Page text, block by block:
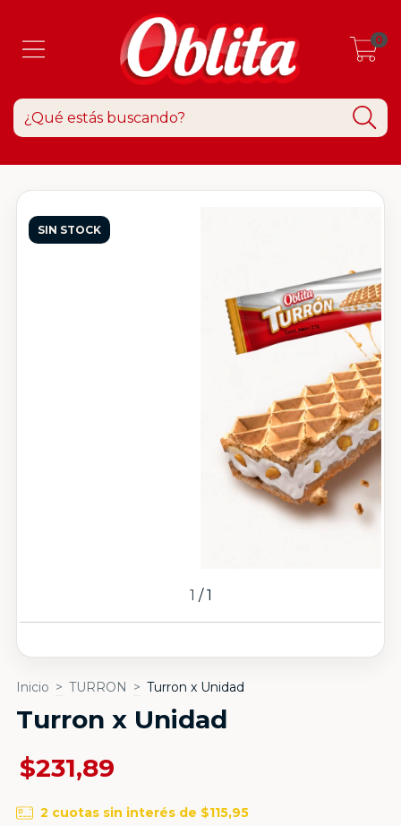
0
SIN STOCK
1 /1
Inicio > TURRON > Turron x Unidad
Turron x Unidad
$231,89
2 cuotas sin interés de $115,95